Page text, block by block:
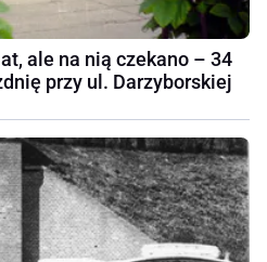
ale na nią czekano – 34
przy ul. Darzyborskiej